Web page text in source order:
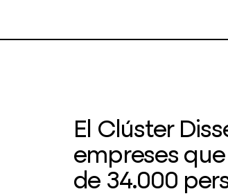
El Clúster
empreses
de 34.000